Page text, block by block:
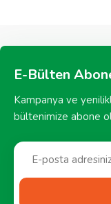
E-Bülten
Kampanya ve
bültenimize abone